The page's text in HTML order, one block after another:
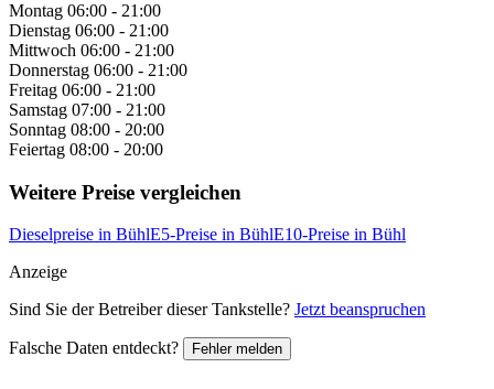
Montag 06:00 - 21:00
Dienstag 06:00 - 21:00
Mittwoch 06:00 - 21:00
Donnerstag 06:00 - 21:00
Freitag 06:00 - 21:00
Samstag 07:00 - 21:00
Sonntag 08:00 - 20:00
Feiertag 08:00 - 20:00
Weitere Preise vergleichen
Dieselpreise in BühlE5-Preise in BühlE10-Preise in Bühl
Anzeige
Sind Sie der Betreiber dieser Tankstelle? Jetzt beanspruchen
Falsche Daten entdeckt? Fehler melden